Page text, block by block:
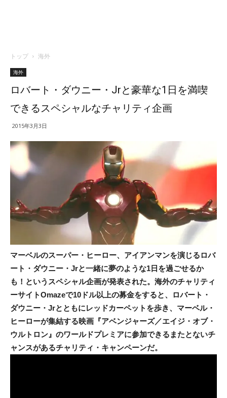
トップ 海外
海外
ロバート・ダウニー・Jrと豪華な1日を満喫
できるスペシャルなチャリティ企画
2015年3月3日
マーベルのスーパー・ヒーロー、アイアンマンを演じるロバ
ート・ダウニー・Jrと一緒に夢のような1日を過ごせるか
も！というスペシャル企画が発表された。海外のチャリティ
ーサイトOmazeで10ドル以上の募金をすると、ロバート・
ダウニー・Jrとともにレッドカーペットを歩き、マーベル・
ヒーローが集結する映画『アベンジャーズ／エイジ・オブ・
ウルトロン』のワールドプレミアに参加できるまたとないチ
ャンスがあるチャリティ・キャンペーンだ。